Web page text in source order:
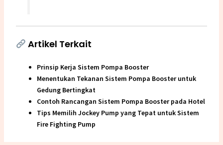
Artikel Terkait
Prinsip Kerja Sistem Pompa Booster
Menentukan Tekanan Sistem Pompa Booster untuk
Gedung Bertingkat
Contoh Rancangan Sistem Pompa Booster pada Hotel
Tips Memilih Jockey Pump yang Tepat untuk Sistem
Fire Fighting Pump